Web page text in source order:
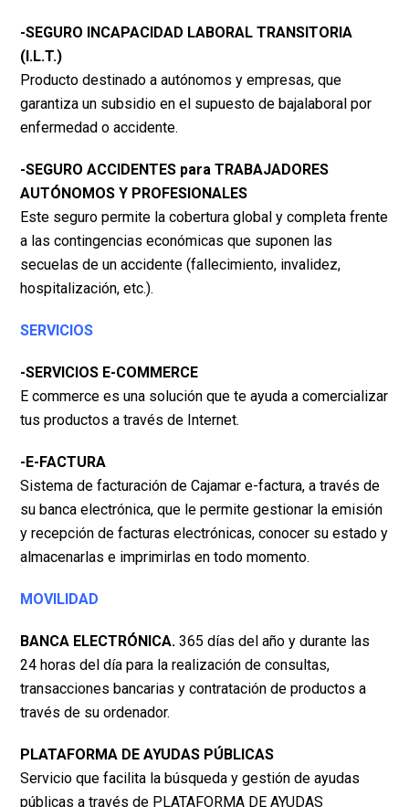
-SEGURO INCAPACIDAD LABORAL TRANSITORIA
(I.L.T.)
Producto destinado a autónomos y empresas, que
garantiza un subsidio en el supuesto de bajalaboral por
enfermedad o accidente.
-SEGURO ACCIDENTES para TRABAJADORES
AUTÓNOMOS Y PROFESIONALES
Este seguro permite la cobertura global y completa frente
a las contingencias económicas que suponen las
secuelas de un accidente (fallecimiento, invalidez,
hospitalización, etc.).
SERVICIOS
-SERVICIOS E-COMMERCE
E commerce es una solución que te ayuda a comercializar
tus productos a través de Internet.
-E-FACTURA
Sistema de facturación de Cajamar e-factura, a través de
su banca electrónica, que le permitegestionar la emisión
y recepción de facturas electrónicas, conocer su estado y
almacenarlas e imprimirlas en todo momento.
MOVILIDAD
BANCA ELECTRÓNICA. 365 días del año y durante las
24 horas del día para la realización deconsultas,
transacciones bancarias y contratación de productos a
través de su ordenador.
PLATAFORMA DE AYUDAS PÚBLICAS
Servicio que facilita la búsqueda y gestión de ayudas
públicas a través de PLATAFORMA DEAYUDAS